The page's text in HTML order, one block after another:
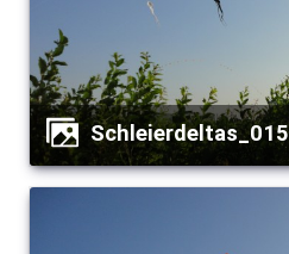
Schleierdeltas_015